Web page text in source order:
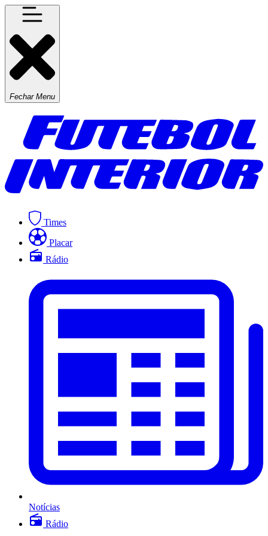
Fechar Menu
Times
Placar
Rádio
Notícias
Rádio